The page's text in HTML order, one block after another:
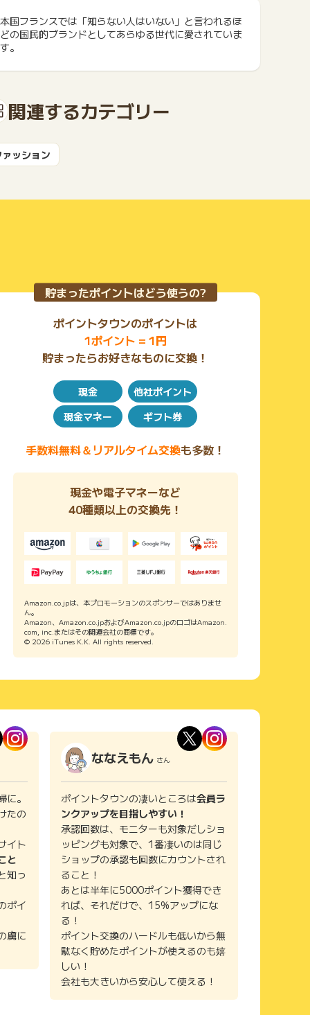
本国フランスでは「知らない人はいない」と言われるほ
どの国民的ブランドとしてあらゆる世代に愛されていま
す。
関連するカテゴリー
ッション
貯まったポイントはどう使うの?
ポイントタウンのポイントは
1ポイント = 1円
貯まったらお好きなものに交換！
現金
他社ポイント
現金マネー
ギフト券
手数料無料＆リアルタイム交換も多数！
現金や電子マネーなど
40種類以上の交換先！
Amazon.co.jpは、本プロモーションのスポンサーではありませ
ん。
Amazon、Amazon.co.jpおよびAmazon.co.jpのロゴはAmazon.
com, inc.またはその関連会社の商標です。
© 2026 iTunes K.K. All rights reserved.
。
たの
イト
と
知っ
ポイ
虜に
ななえもん さん
ポイントタウンの凄いところは会員ラ
ンクアップを目指しやすい！
承認回数は、モニターも対象だしショ
ッピングも対象で、1番凄いのは同じ
ショップの承認も回数にカウントされ
ること！
あとは半年に5000ポイント獲得でき
れば、それだけで、15%アップにな
る！
ポイント交換のハードルも低いから無
駄なく貯めたポイントが使えるのも嬉
しい！
会社も大きいから安心して使える！